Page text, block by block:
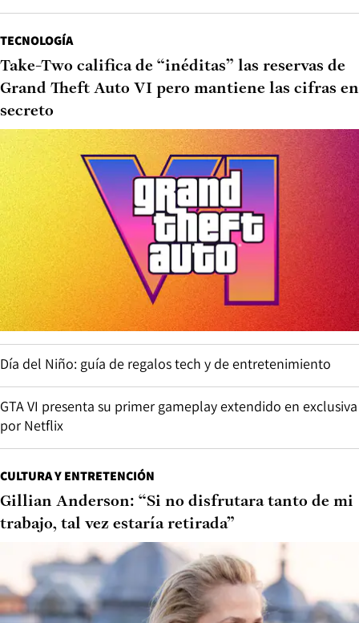
TECNOLOGÍA
Take-Two califica de “inéditas” las reservas de
Grand Theft Auto VI pero mantiene las cifras en
secreto
Día del Niño: guía de regalos tech y de entretenimiento
GTA VI presenta su primer gameplay extendido en exclusiva
por Netflix
CULTURA Y ENTRETENCIÓN
Gillian Anderson: “Si no disfrutara tanto de mi
trabajo, tal vez estaría retirada”